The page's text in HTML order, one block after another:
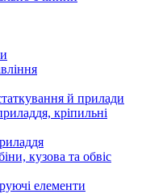
й прилади
кріпильні
кузова та обвіс
елементи